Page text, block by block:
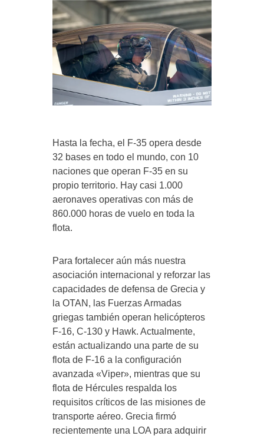
Hasta la fecha, el F-35 opera desde
32 bases en todo el mundo, con 10
naciones que operan F-35 en su
propio territorio. Hay casi 1.000
aeronaves operativas con más de
860.000 horas de vuelo en toda la
flota.
Para fortalecer aún más nuestra
asociación internacional y reforzar las
capacidades de defensa de Grecia y
la OTAN, las Fuerzas Armadas
griegas también operan helicópteros
F-16, C-130 y Hawk. Actualmente,
están actualizando una parte de su
flota de F-16 a la configuración
avanzada «Viper», mientras que su
flota de Hércules respalda los
requisitos críticos de las misiones de
transporte aéreo. Grecia firmó
recientemente una LOA para adquirir